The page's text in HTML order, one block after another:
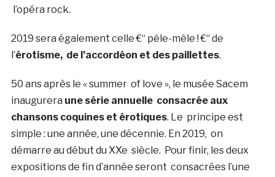
l’opéra rock.
2019 sera également celle €“ pêle-mêle ! €“ de
l’érotisme, de l’accordéon et des paillettes.
50 ans après le « summer of love », le musée Sacem
inaugurera une série annuelle consacrée aux
chansons coquines et érotiques. Le principe est
simple : une année, une décennie. En 2019, on
démarre au début du XXe siècle. Pour finir, les deux
expositions de fin d’année seront consacrées l’une